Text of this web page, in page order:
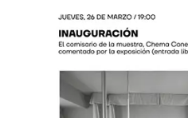
Descanso lunes y martes.[…]